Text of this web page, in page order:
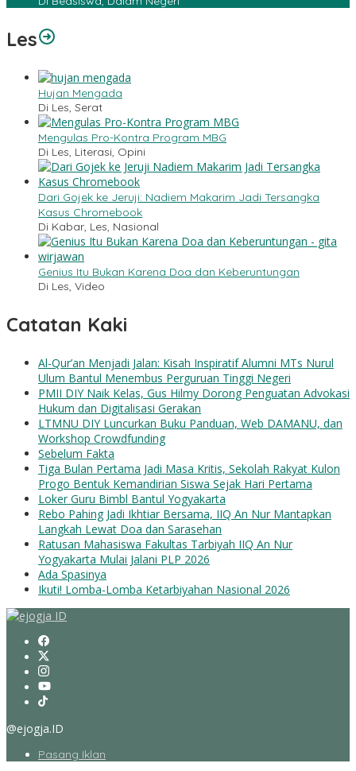
Les
Hujan Mengada
Di Les, Serat
Mengulas Pro-Kontra Program MBG
Di Les, Literasi, Opini
Dari Gojek ke Jeruji: Nadiem Makarim Jadi Tersangka
Kasus Chromebook
Di Kabar, Les, Nasional
Genius Itu Bukan Karena Doa dan Keberuntungan
Di Les, Video
Catatan Kaki
Al-Qur’an Menjadi Jalan: Kisah Inspiratif Alumni MTs Nurul
Ulum Bantul Menembus Perguruan Tinggi Negeri
PMII DIY Naik Kelas, Gus Hilmy Dorong Penguatan Advokasi
Hukum dan Digitalisasi Gerakan
LTMNU DIY Luncurkan Buku Panduan, Web DAMANU, dan
Workshop Crowdfunding
Sebelum Fakta
Tiga Bulan Pertama Jadi Masa Kritis, Sekolah Rakyat Kulon
Progo Bentuk Kemandirian Siswa Sejak Hari Pertama
Loker Guru Bimbl Bantul Yogyakarta
Rebo Pahing Jadi Ikhtiar Bersama, IIQ An Nur Mantapkan
Langkah Lewat Doa dan Sarasehan
Ratusan Mahasiswa Fakultas Tarbiyah IIQ An Nur
Yogyakarta Mulai Jalani PLP 2026
Ada Spasinya
Ikuti! Lomba-Lomba Ketarbiyahan Nasional 2026
@ejogja.ID
Pasang Iklan